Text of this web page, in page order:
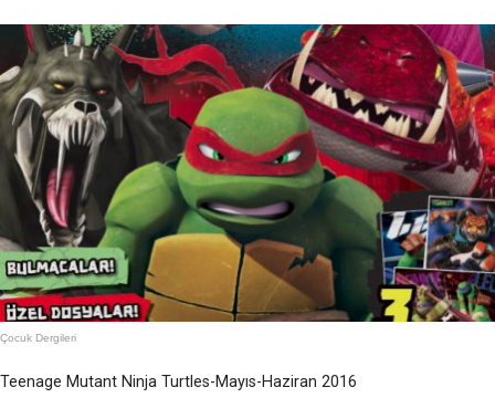
Çocuk Dergileri
Teenage Mutant Ninja Turtles-Mayıs-Haziran 2016